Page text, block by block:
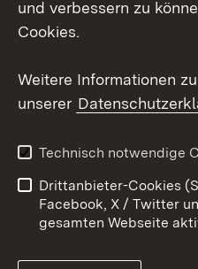
Youtube
Kontakt
Barrierefreiheit
Impressum
und verbessern zu
Cookies.
Weitere Informationen
unserer
Technisch notwendige
Drittanbieter-Cookies
Facebook, X / Twitter
gesamten Webseite